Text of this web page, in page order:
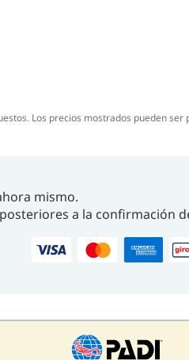
Los precios mostrados pueden ser
mismo.
a la confirmación